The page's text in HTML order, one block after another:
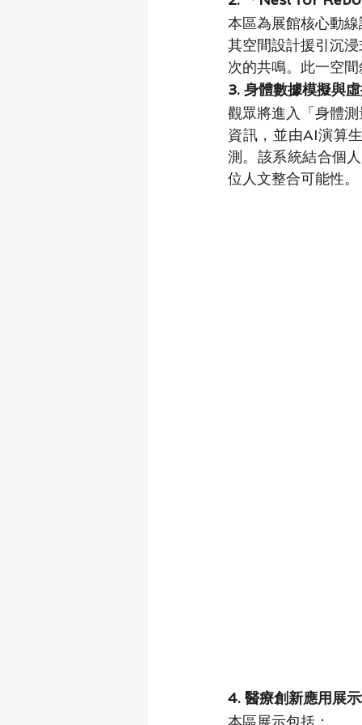
本區為展館核心動
其空間設計援引沉
次的共鳴。此一空
3. 身體數據模擬與
觀眾將進入「身體
資訊，並由AI演算
測。該系統結合個
位人文整合可能性。
4. 醫療創新應用展